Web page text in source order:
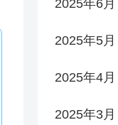
2025年6月
2025年5月
2025年4月
2025年3月